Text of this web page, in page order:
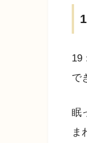
19
で
眠
ま